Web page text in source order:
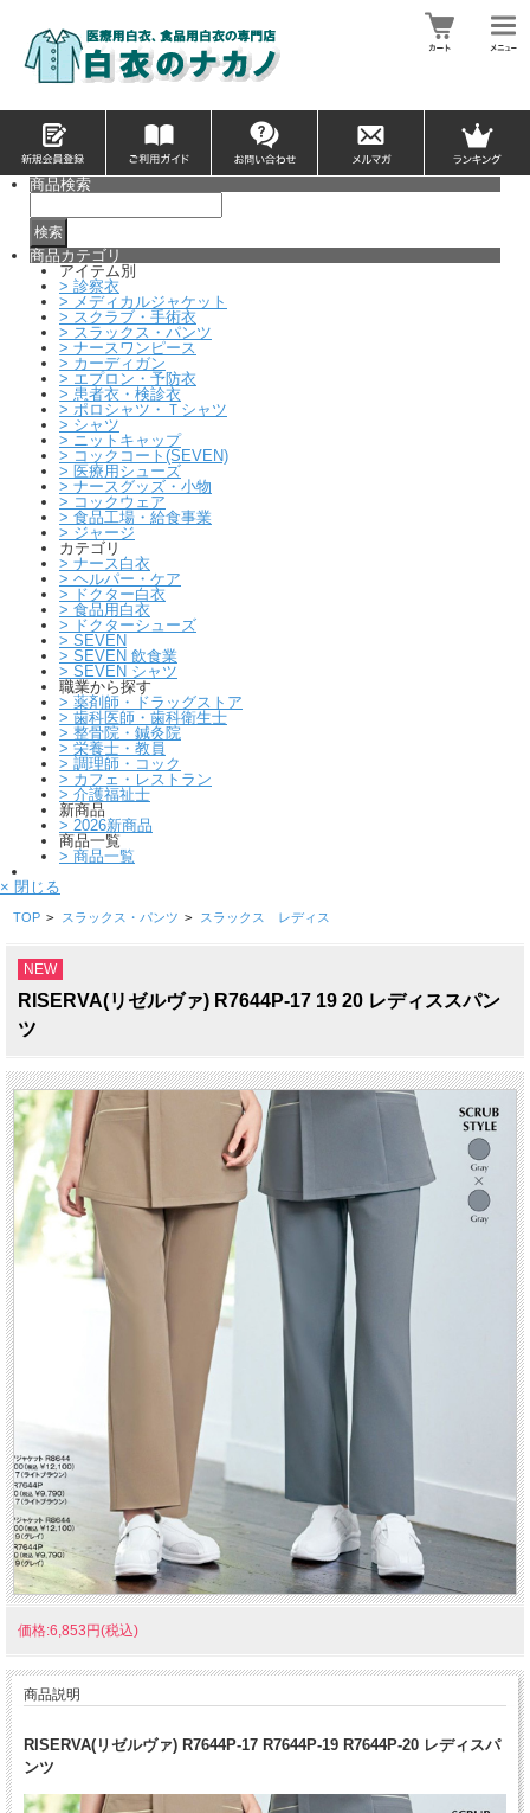
商品検索
商品カテゴリ
アイテム別
> 診察衣
> メディカルジャケット
> スクラブ・手術衣
> スラックス・パンツ
> ナースワンピース
> カーディガン
> エプロン・予防衣
> 患者衣・検診衣
> ポロシャツ・Ｔシャツ
> シャツ
> ニットキャップ
> コックコート(SEVEN)
> 医療用シューズ
> ナースグッズ・小物
> コックウェア
> 食品工場・給食事業
> ジャージ
カテゴリ
> ナース白衣
> ヘルパー・ケア
> ドクター白衣
> 食品用白衣
> ドクターシューズ
> SEVEN
> SEVEN 飲食業
> SEVEN シャツ
職業から探す
> 薬剤師・ドラッグストア
> 歯科医師・歯科衛生士
> 整骨院・鍼灸院
> 栄養士・教員
> 調理師・コック
> カフェ・レストラン
> 介護福祉士
新商品
> 2026新商品
商品一覧
> 商品一覧
× 閉じる
TOP > スラックス・パンツ > スラックス レディス
NEW
RISERVA(リゼルヴァ) R7644P-17 19 20 レディススパン
ツ
価格:6,853円(税込)
商品説明
RISERVA(リゼルヴァ) R7644P-17 R7644P-19 R7644P-20 レディスパ
ンツ